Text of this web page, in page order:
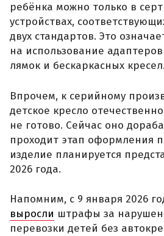
ребёнка можно только в
устройствах,
двух стандартов. Это
на использование
лямок и бескаркасных кресел.
Впрочем, к серийному
детское кресло
не готово. Сейчас оно
проходит этап оформления
изделие планируется
2026 года.
Напомним, с 9 января 2026
выросли штрафы за
перевозки детей без